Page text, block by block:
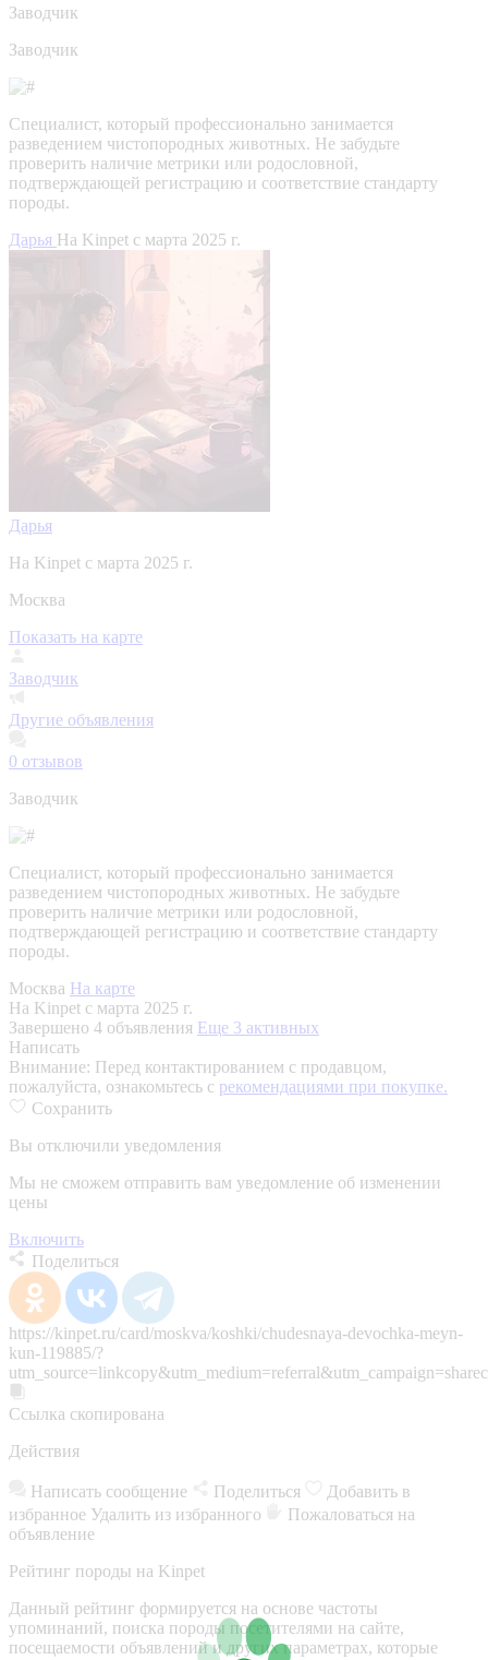
Заводчик
Заводчик
Специалист, который профессионально занимается
разведением чистопородных животных. Не забудьте
проверить наличие метрики или родословной,
подтверждающей регистрацию и соответствие стандарту
породы.
Дарья На Kinpet c марта 2025 г.
Дарья
На Kinpet c марта 2025 г.
Москва
Показать на карте
Заводчик
Другие объявления
0 отзывов
Заводчик
Специалист, который профессионально занимается
разведением чистопородных животных. Не забудьте
проверить наличие метрики или родословной,
подтверждающей регистрацию и соответствие стандарту
породы.
Москва На карте
На Kinpet c марта 2025 г.
Завершено 4 объявления Еще 3 активных
Написать
Внимание: Перед контактированием с продавцом,
пожалуйста, ознакомьтесь с рекомендациями при покупке.
Сохранить
Вы отключили уведомления
Мы не сможем отправить вам уведомление об изменении
цены
Включить
Поделиться
https://kinpet.ru/card/moskva/koshki/chudesnaya-devochka-meyn-
kun-119885/?
Ссылка скопирована
Действия
Написать сообщение Поделиться
Добавить в
избранное Удалить из избранного
Пожаловаться на
объявление
Рейтинг породы на Kinpet
Данный рейтинг формируется на основе частоты
упоминаний, поиска породы посетителями на сайте,
посещаемости объявлений и других параметрах, которые